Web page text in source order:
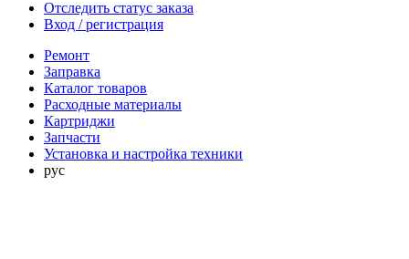
Отследить статус заказа
Вход / регистрация
Ремонт
Заправка
Каталог товаров
Расходные материалы
Картриджи
Запчасти
Установка и настройка техники
рус